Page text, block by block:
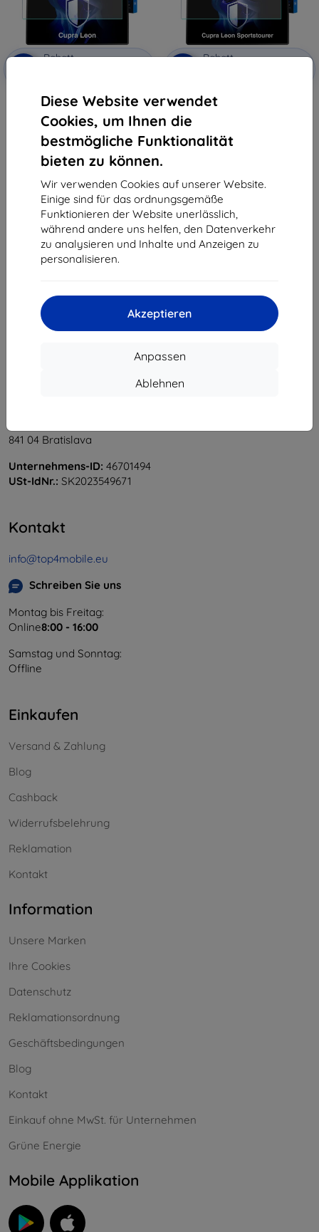
Diese Website verwendet
Cookies, um Ihnen die
bestmögliche Funktionalität
bieten zu können.
Wir verwenden Cookies auf unserer Website.
Einige sind für das ordnungsgemäße
Funktionieren der Website unerlässlich,
während andere uns helfen, den Datenverkehr
zu analysieren und Inhalte und Anzeigen zu
personalisieren.
Akzeptieren
Anpassen
Ablehnen
Rabatt
3mk TechWrap Matte
Mittelanzeige Schutzfolie für
Cupra Leon 2024-
34,90 €
31,42 €
Rabatt
3mk TechWrap Matte
Mittelanzeige Schutzfolie für
Cupra Leon Sportstourer 2024-
34,90 €
31,42 €
vom ganzen6.
«
841 04 Bratislava
Unternehmens-ID: 46701494
USt-IdNr.: SK2023549671
Kontakt
info@top4mobile.eu
Schreiben Sie uns
Montag bis Freitag:
Online8:00 - 16:00
Samstag und Sonntag:
Offline
Einkaufen
Versand & Zahlung
Blog
Cashback
Widerrufsbelehrung
Reklamation
Kontakt
Information
Unsere Marken
Ihre Cookies
Datenschutz
Reklamationsordnung
Geschäftsbedingungen
Blog
Kontakt
Einkauf ohne MwSt. für Unternehmen
Grüne Energie
Mobile Applikation